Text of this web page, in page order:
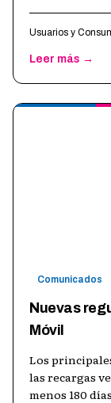
Usuarios y
Leer más →
Comunicados
Nuevas
Móvil
Los
las recargas
menos 180